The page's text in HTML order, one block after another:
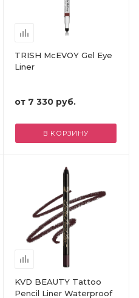
TRISH McEVOY Gel Eye
Liner
от 7 330 руб.
В КОРЗИНУ
KVD BEAUTY Tattoo
Pencil Liner Waterproof